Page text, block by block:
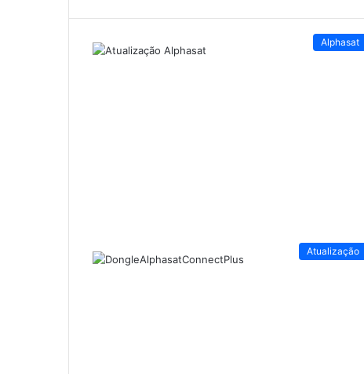
Alphasat
Atualização